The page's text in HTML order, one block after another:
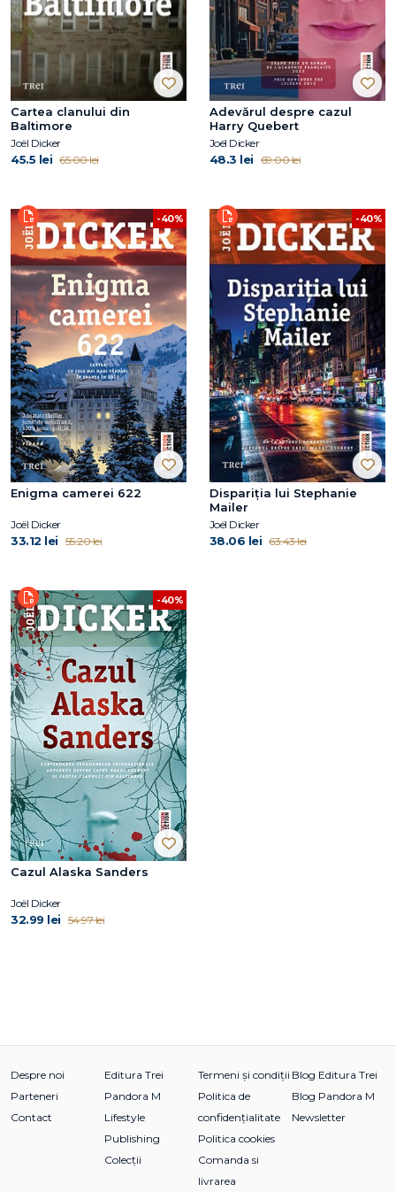
Cartea clanului din
Baltimore
Joël Dicker
45.5 lei 65.00 lei
Adevărul despre cazul
Harry Quebert
Joël Dicker
48.3 lei 69.00 lei
-40%
Enigma camerei 622
Joël Dicker
33.12 lei 55.20 lei
-40%
Dispariția lui Stephanie
Mailer
Joël Dicker
38.06 lei 63.43 lei
-40%
Cazul Alaska Sanders
Joël Dicker
32.99 lei 54.97 lei
Despre noi
Parteneri
Contact
Editura Trei
Pandora M
Lifestyle
Publishing
Colecții
Termeni și condiții
Politica de
confidențialitate
Politica cookies
Comanda si
livrarea
Blog Editura Trei
Blog Pandora M
Newsletter